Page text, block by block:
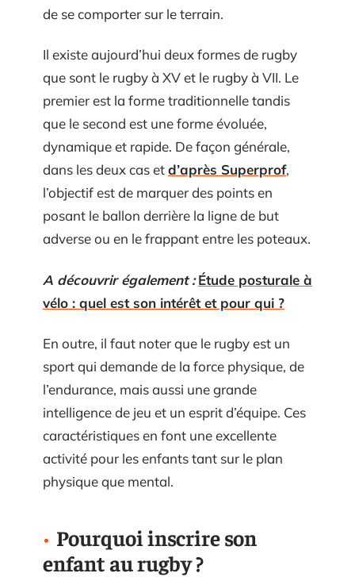
de se comporter sur le terrain.
Il existe aujourd’hui deux formes de rugby
que sont le rugby à XV et le rugby à VII. Le
premier est la forme traditionnelle tandis
que le second est une forme évoluée,
dynamique et rapide. De façon générale,
dans les deux cas etd’après Superprof,
l’objectif est de marquer des points en
posant le ballon derrière la ligne de but
adverse ou en le frappant entre les poteaux.
A découvrir également : Étude posturale à
vélo : quel est son intérêt et pour qui ?
En outre, il faut noter que le rugby est un
sport qui demande de la force physique, de
l’endurance, mais aussi une grande
intelligence de jeu et un esprit d’équipe. Ces
caractéristiques en font une excellente
activité pour les enfants tant sur le plan
physique que mental.
Pourquoi inscrire son
enfant au rugby ?